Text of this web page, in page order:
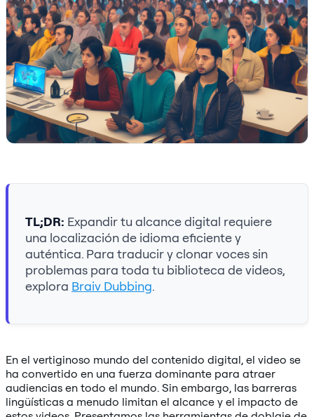
TL;DR: Expandir tu alcance digital requiere
una localización de idioma eficiente y
auténtica. Para traducir y clonar voces sin
problemas para toda tu biblioteca de videos,
explora Braiv Dubbing.
En el vertiginoso mundo del contenido digital, el video se
ha convertido en una fuerza dominante para atraer
audiencias en todo el mundo. Sin embargo, las barreras
lingüísticas a menudo limitan el alcance y el impacto de